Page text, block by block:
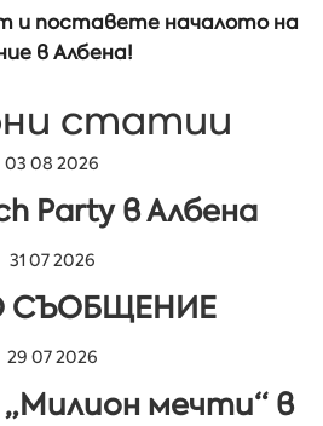
и поставете началото на
в Албена!
статии
03 08 2026
Party в Албена
31 07 2026
СЪОБЩЕНИЕ
29 07 2026
мечти“ в